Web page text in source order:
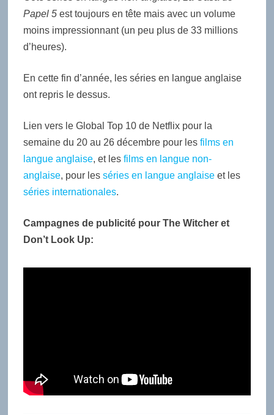
Papel 5est toujours en tête mais avec un volume
moins impressionnant (un peu plus de 33 millions
d’heures).
En cette fin d’année, les séries en langue anglaise
ont repris le dessus.
Lien vers le Global Top 10 de Netflix pour la
semaine du 20 au 26 décembre pour les films en
langue anglaise, et lesfilms en langue non-
anglaise, pour lesséries en langue anglaiseet les
séries internationales.
Campagnes de publicité pour The Witcher et
Don’t Look Up: